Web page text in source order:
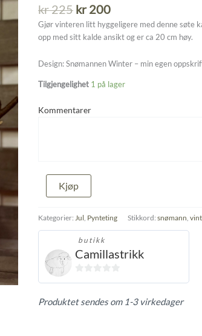
kr225 Opprinnelig
pris
var:
kr200Nåværende
pris
er:
Gjør vinteren litt hyggeligere med denne søte
opp med sitt kalde ansikt og er ca 20 cm høy.
Design: Snømannen Winter – min egen
Tilgjengelighet 1 på lager
Kommentarer
Snømannen
Winter,
antall
Kjøp
Kategorier: Jul Pynteting Stikkord:snømann ,
butikk
Camillastrikk
av
Produktet sendes om 1-3 virkedager